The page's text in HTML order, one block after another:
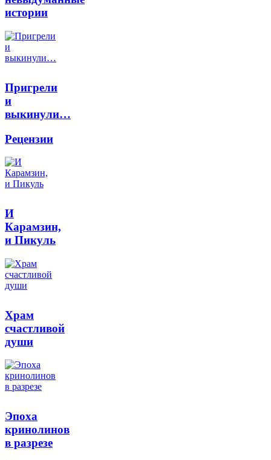
истории
Пригрели
и
выкинули…
Рецензии
И
Карамзин,
и Пикуль
Храм
счастливой
души
Эпоха
кринолинов
в разрезе